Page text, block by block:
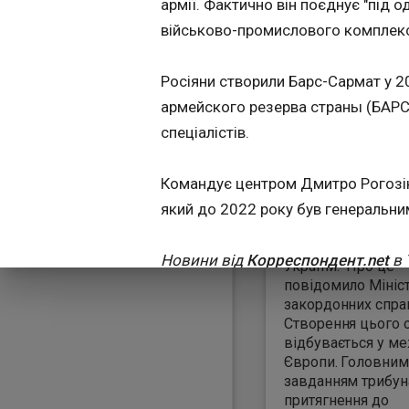
приєдналася
19:19:07
Бельгія офіційно
приєдналася до
України. Про це
повідомило Міністерство
закордонних справ
Створення цього
відбувається у
Європи. Головним
завданням
притягнення до
армії. Фактично він поєднує "під
військово-промислового
Росіяни створили Барс-Сармат у
армейского резерва страны
спеціалістів.
Командує центром Дмитро
який до 2022 року був
Новини відКорреспондент.netв
https://t.me/